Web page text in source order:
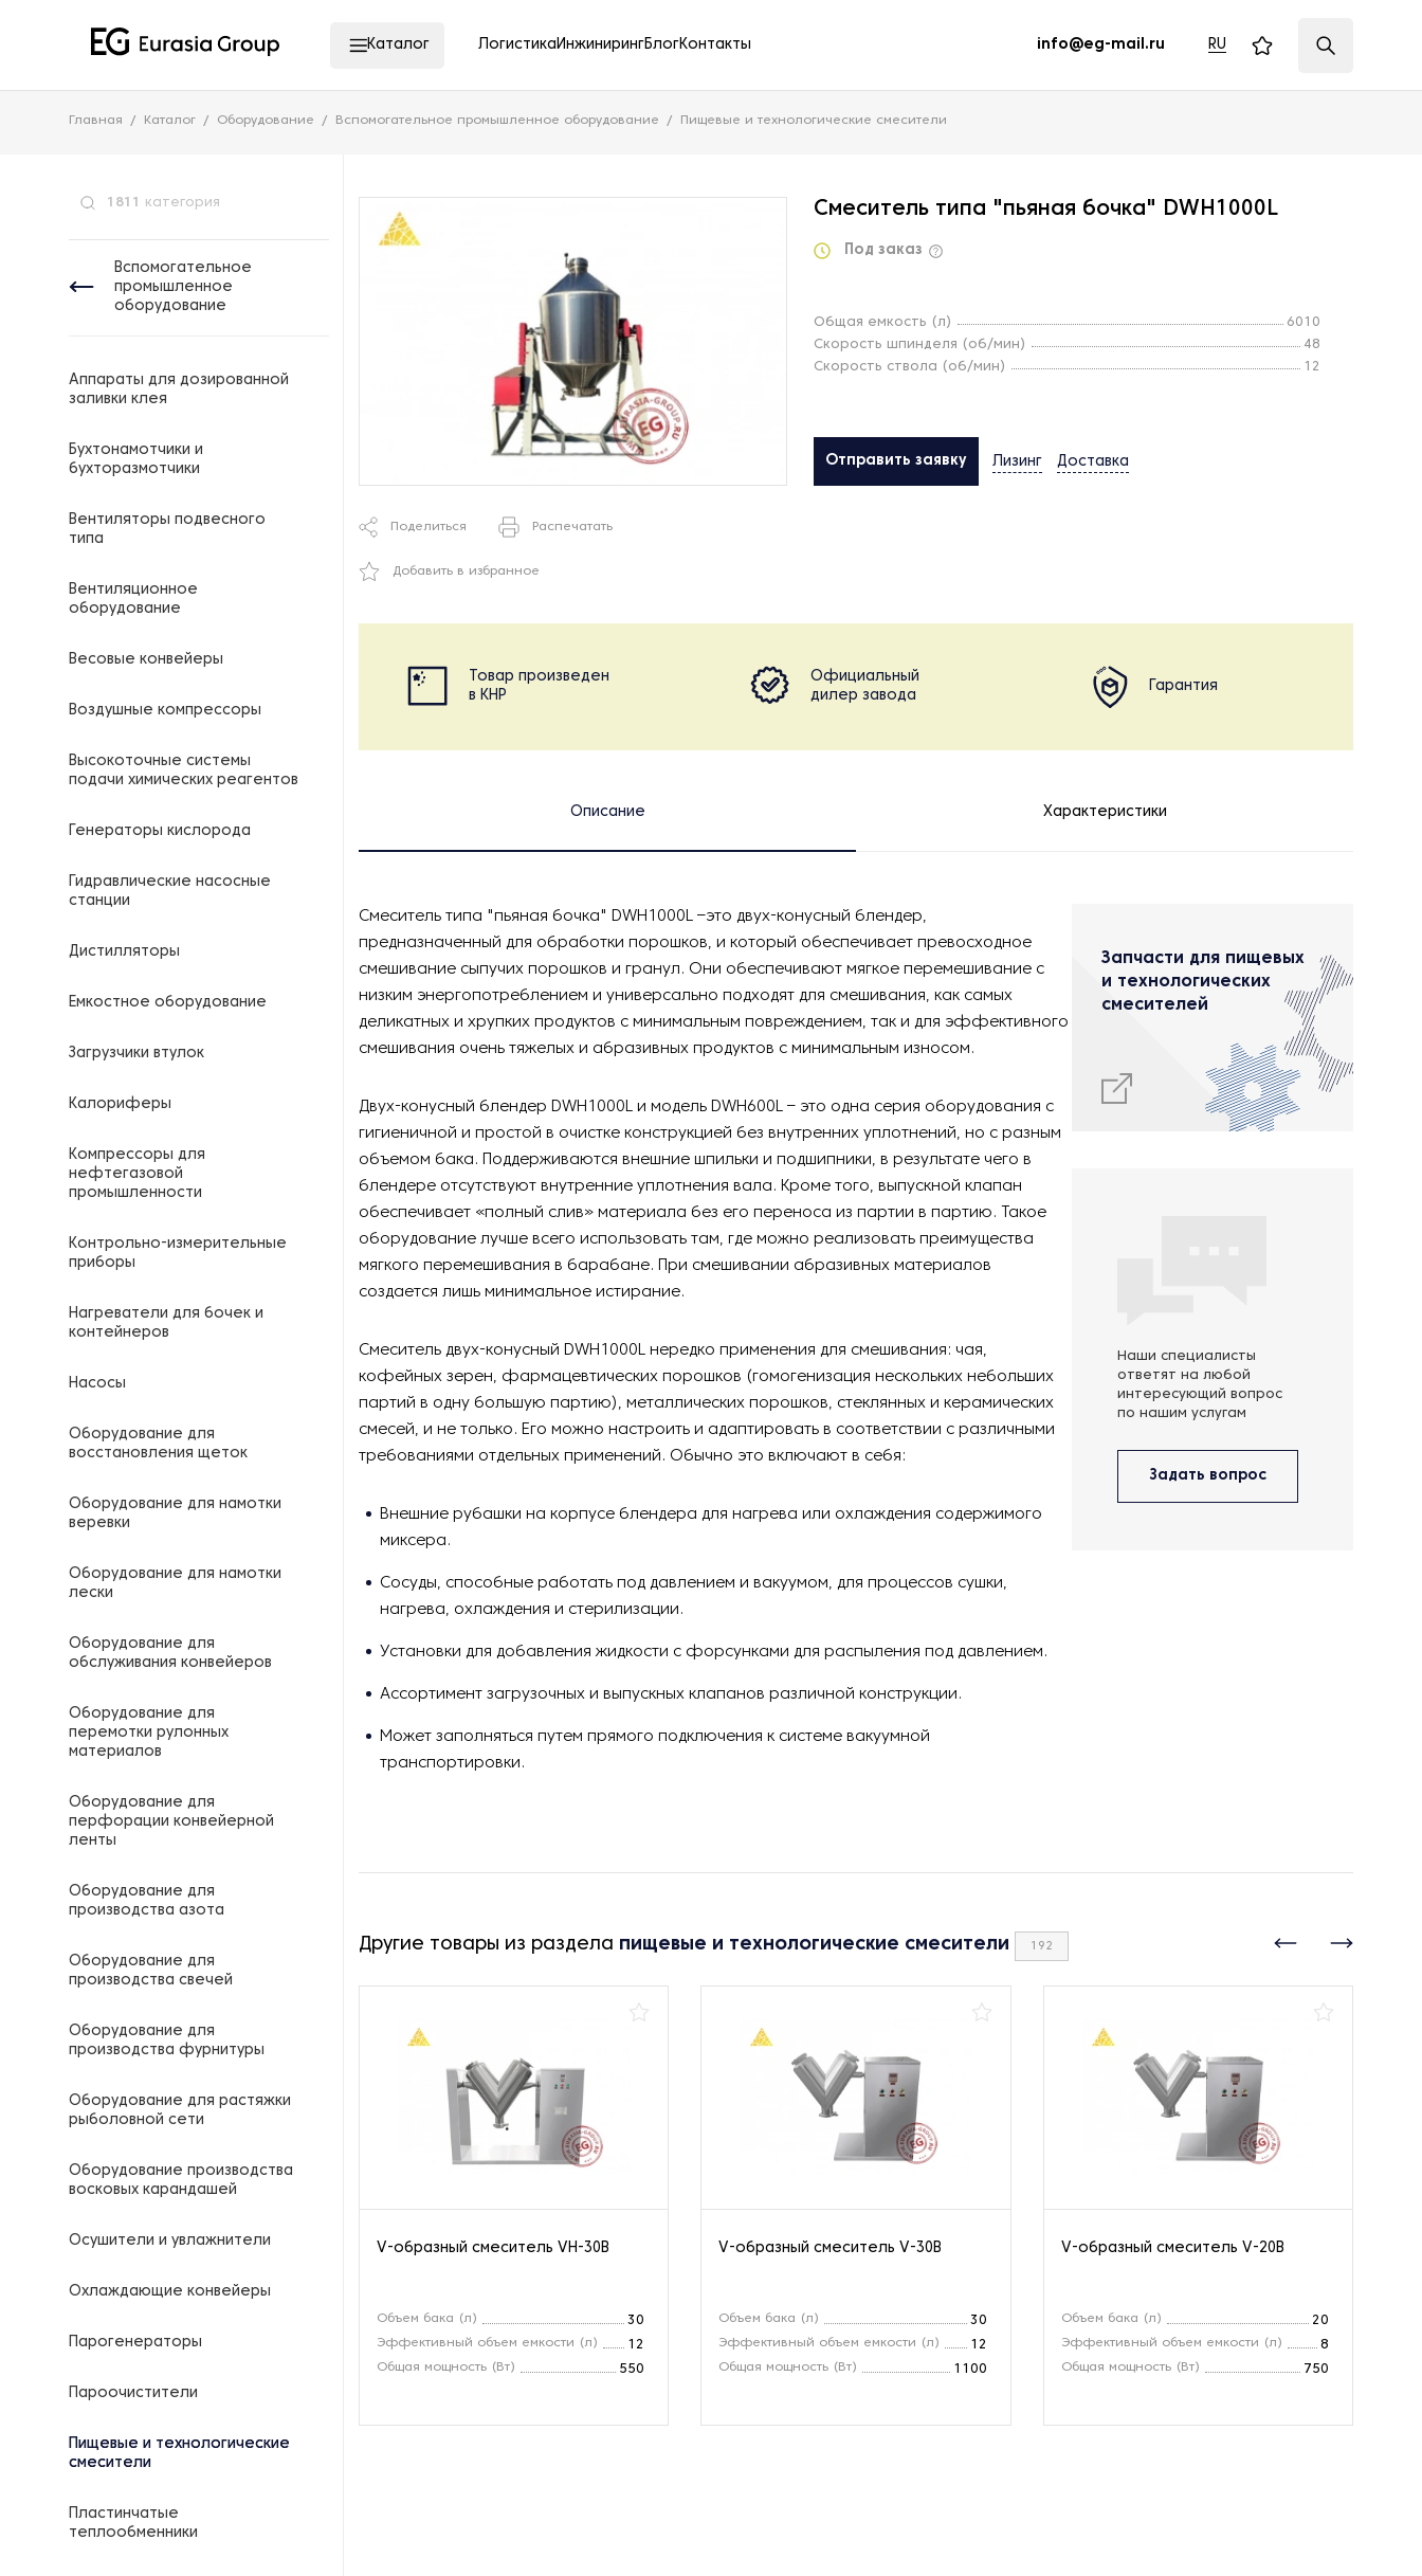
Каталог Логистика ИнжинирингБлогКонтакты info@eg-mail.ru RU
Главная Каталог Оборудование Вспомогательное промышленное оборудование Пищевые и технологические смесители
1811 категория
Вспомогательное
промышленное
оборудование
Аппараты для дозированной
заливки клея
Бухтонамотчики и
бухторазмотчики
Вентиляторы подвесного
типа
Вентиляционное
оборудование
Весовые конвейеры
Воздушные компрессоры
Высокоточные системы
подачи химических реагентов
Генераторы кислорода
Гидравлические насосные
станции
Дистилляторы
Емкостное оборудование
Загрузчики втулок
Калориферы
Компрессоры для
нефтегазовой
промышленности
Контрольно-измерительные
приборы
Нагреватели для бочек и
контейнеров
Насосы
Оборудование для
восстановления щеток
Оборудование для намотки
веревки
Оборудование для намотки
лески
Оборудование для
обслуживания конвейеров
Оборудование для
перемотки рулонных
материалов
Оборудование для
перфорации конвейерной
ленты
Оборудование для
производства азота
Оборудование для
производства свечей
Оборудование для
производства фурнитуры
Оборудование для растяжки
рыболовной сети
Оборудование производства
восковых карандашей
Осушители и увлажнители
Охлаждающие конвейеры
Парогенераторы
Пароочистители
Пищевые и технологические
смесители
Пластинчатые
теплообменники
Поделиться Распечатать
Добавить в избранное
Смеситель типа "пьяная бочка" DWH1000L
Под заказ
Общая емкость (л)
6010
Скорость шпинделя (об/мин)
48
Скорость ствола (об/мин)
12
Отправить заявку Лизинг Доставка
Товар произведен
в КНР
Официальный
дилер завода
Гарантия
Описание Характеристики
Смеситель типа "пьяная бочка" DWH1000L –это двух-конусный блендер,
предназначенный для обработки порошков, и который обеспечивает превосходное
смешивание сыпучих порошков и гранул. Они обеспечивают мягкое перемешивание с
низким энергопотреблением и универсально подходят для смешивания, как самых
деликатных и хрупких продуктов с минимальным повреждением, так и для эффективного
смешивания очень тяжелых и абразивных продуктов с минимальным износом.
Двух-конусный блендер DWH1000L и модель DWH600L – это одна серия оборудования с
гигиеничной и простой в очистке конструкцией без внутренних уплотнений, но с разным
объемом бака. Поддерживаются внешние шпильки и подшипники, в результате чего в
блендере отсутствуют внутренние уплотнения вала. Кроме того, выпускной клапан
обеспечивает «полный слив» материала без его переноса из партии в партию. Такое
оборудование лучше всего использовать там, где можно реализовать преимущества
мягкого перемешивания в барабане. При смешивании абразивных материалов
создается лишь минимальное истирание.
Смеситель двух-конусный DWH1000L нередко применения для смешивания: чая,
кофейных зерен, фармацевтических порошков (гомогенизация нескольких небольших
партий в одну большую партию), металлических порошков, стеклянных и керамических
смесей, и не только. Его можно настроить и адаптировать в соответствии с различными
требованиями отдельных применений. Обычно это включают в себя:
Внешние рубашки на корпусе блендера для нагрева или охлаждения содержимого
миксера.
Сосуды, способные работать под давлением и вакуумом, для процессов сушки,
нагрева, охлаждения и стерилизации.
Установки для добавления жидкости с форсунками для распыления под давлением.
Ассортимент загрузочных и выпускных клапанов различной конструкции.
Может заполняться путем прямого подключения к системе вакуумной
транспортировки.
Запчасти для пищевых
и технологических
смесителей
Наши специалисты
ответят на любой
интересующий вопрос
по нашим услугам
Задать вопрос
Другие товары из раздела пищевые и технологические смесители 192
V-образный смеситель VH-30B
Объем бака (л)
30
Эффективный объем емкости (л)
12
Общая мощность (Вт)
550
V-образный смеситель V-30B
Объем бака (л)
30
Эффективный объем емкости (л)
12
Общая мощность (Вт)
1100
V-образный смеситель V-20B
Объем бака (л)
20
Эффективный объем емкости (л)
8
Общая мощность (Вт)
750